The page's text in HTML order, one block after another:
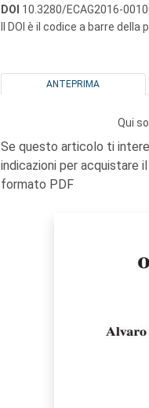
DOI 10.3280/ECAG2016-
Il DOI è il codice a barre
ANTEPRIMA
Qui
Se questo articolo ti
indicazioni per acquistare
formato PDF